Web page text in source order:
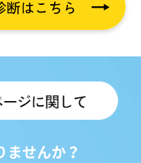
ませんか？